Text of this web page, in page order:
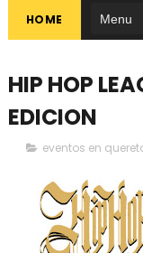
HOME
HIP HOP
EDICION
eventos en